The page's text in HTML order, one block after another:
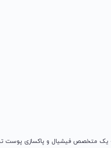
به یک متخصص فیشیال و پاکسازی پوست